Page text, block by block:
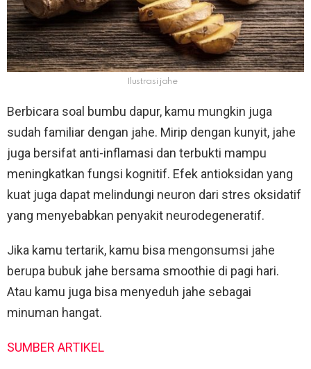
Ilustrasi jahe
Berbicara soal bumbu dapur, kamu mungkin juga
sudah familiar dengan jahe. Mirip dengan kunyit, jahe
juga bersifat anti-inflamasi dan terbukti mampu
meningkatkan fungsi kognitif. Efek antioksidan yang
kuat juga dapat melindungi neuron dari stres oksidatif
yang menyebabkan penyakit neurodegeneratif.
Jika kamu tertarik, kamu bisa mengonsumsi jahe
berupa bubuk jahe bersama smoothie di pagi hari.
Atau kamu juga bisa menyeduh jahe sebagai
minuman hangat.
SUMBER ARTIKEL